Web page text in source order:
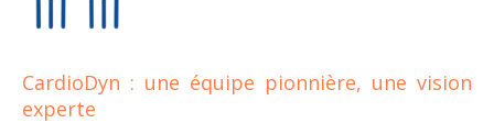
CardioDyn : une équipe pionnière, une vision
experte